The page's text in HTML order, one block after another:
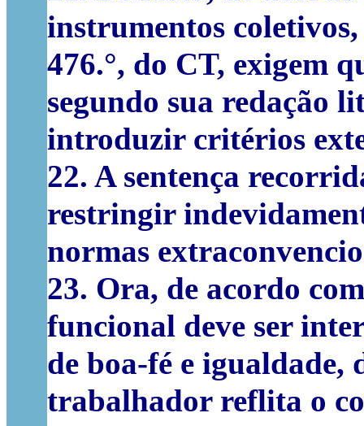
instrumentos
476.°, do CT, exigem
segundo sua redação
introduzir critérios
22. A sentença
restringir
normas
23. Ora, de acordo
funcional deve ser
de boa-fé e
trabalhador reflita o